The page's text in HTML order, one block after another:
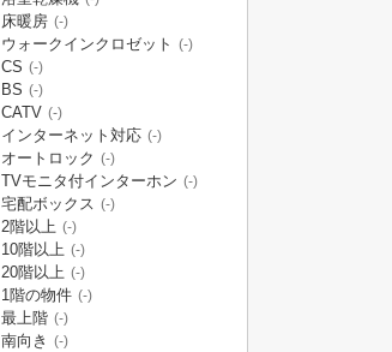
床暖房 (-)
ウォークインクロゼット (-)
CS (-)
BS (-)
CATV (-)
インターネット対応 (-)
オートロック (-)
TVモニタ付インターホン (-)
宅配ボックス (-)
2階以上 (-)
10階以上 (-)
20階以上 (-)
1階の物件 (-)
最上階 (-)
南向き (-)